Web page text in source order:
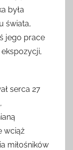
była
świata,
jego prace
serca 27
wciąż
miłośników